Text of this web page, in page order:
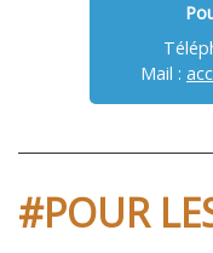
Mail :
#POUR